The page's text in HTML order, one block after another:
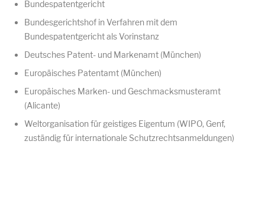
Bundespatentgericht
Bundesgerichtshof in Verfahren mit dem
Bundespatentgericht als Vorinstanz
Deutsches Patent- und Markenamt (München)
Europäisches Patentamt (München)
Europäisches Marken- und Geschmacksmusteramt
(Alicante)
Weltorganisation für geistiges Eigentum (WIPO, Genf,
zuständig für internationale Schutzrechtsanmeldungen)